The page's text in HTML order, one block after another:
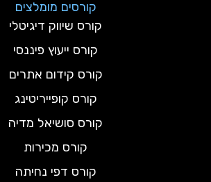
קורסים מומלצים
קורס שיווק דיגיטלי
קורס ייעוץ פיננסי
קורס קידום אתרים
קורס קופייריטינג
קורס סושיאל מדיה
קורס מכירות
קורס דפי נחיתה